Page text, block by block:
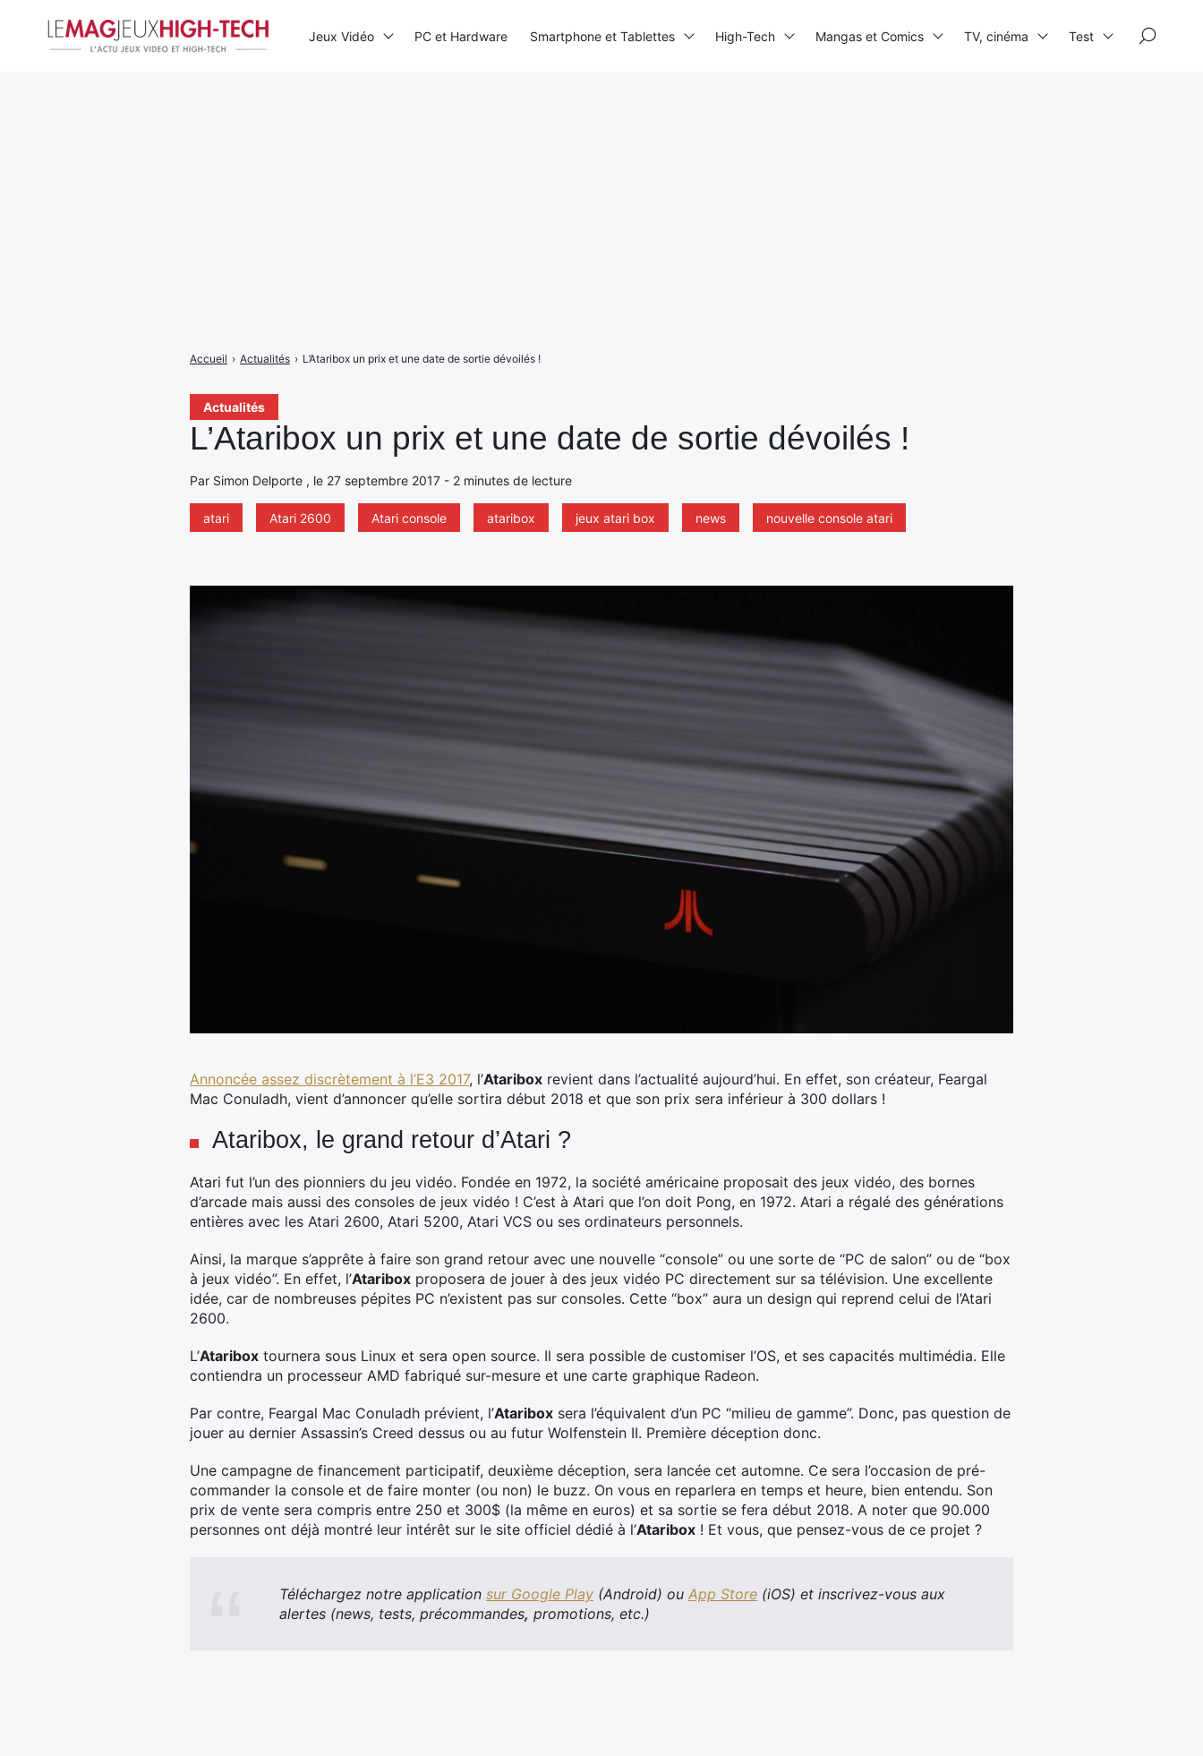
Actualités
L’Ataribox un prix et une date de sortie dévoilés !
Par Simon Delporte , le 27 septembre 2017 - 2 minutes de lecture
atari Atari 2600 Atari console ataribox jeux atari box news nouvelle console atari
Accueil › Actualités › L’Ataribox un prix et une date de sortie dévoilés !
Annoncée assez discrètement à l’E3 2017, l’Ataribox revient dans l’actualité aujourd’hui. En effet, son créateur, Feargal
Mac Conuladh, vient d’annoncer qu’elle sortira début 2018 et que son prix sera inférieur à 300 dollars !
Ataribox, le grand retour d’Atari ?
Atari fut l’un des pionniers du jeu vidéo. Fondée en 1972, la société américaine proposait des jeux vidéo, des bornes
d’arcade mais aussi des consoles de jeux vidéo ! C’est à Atari que l’on doit Pong, en 1972. Atari a régalé des générations
entières avec les Atari 2600, Atari 5200, Atari VCS ou ses ordinateurs personnels.
Ainsi, la marque s’apprête à faire son grand retour avec une nouvelle “console” ou une sorte de “PC de salon” ou de “box
à jeux vidéo”. En effet, l’Ataribox proposera de jouer à des jeux vidéo PC directement sur sa télévision. Une excellente
idée, car de nombreuses pépites PC n’existent pas sur consoles. Cette “box” aura un design qui reprend celui de l’Atari
2600.
L’Ataribox tournera sous Linux et sera open source. Il sera possible de customiser l’OS, et ses capacités multimédia. Elle
contiendra un processeur AMD fabriqué sur-mesure et une carte graphique Radeon.
Par contre, Feargal Mac Conuladh prévient, l’Ataribox sera l’équivalent d’un PC “milieu de gamme”. Donc, pas question de
jouer au dernier Assassin’s Creed dessus ou au futur Wolfenstein II. Première déception donc.
Une campagne de financement participatif, deuxième déception, sera lancée cet automne. Ce sera l’occasion de pré-
commander la console et de faire monter (ou non) le buzz. On vous en reparlera en temps et heure, bien entendu. Son
prix de vente sera compris entre 250 et 300$ (la même en euros) et sa sortie se fera début 2018. A noter que 90.000
personnes ont déjà montré leur intérêt sur le site officiel dédié à l’Ataribox ! Et vous, que pensez-vous de ce projet ?
Téléchargez notre application sur Google Play (Android) ou App Store (iOS) et inscrivez-vous aux
alertes (news, tests, précommandes, promotions, etc.)
Jeux Vidéo PC et Hardware Smartphone et Tablettes High-Tech Mangas et Comics TV, cinéma Test